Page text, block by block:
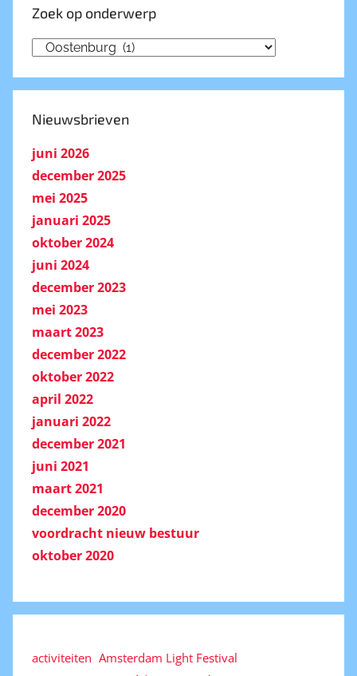
Zoek op onderwerp
Zoek
onderwerp
Nieuwsbrieven
juni 2026
december 2025
mei 2025
januari 2025
oktober 2024
juni 2024
december 2023
mei 2023
maart 2023
december 2022
oktober 2022
april 2022
januari 2022
december 2021
juni 2021
maart 2021
december 2020
voordracht nieuw bestuur
oktober 2020
activiteiten Amsterdam Light Festival